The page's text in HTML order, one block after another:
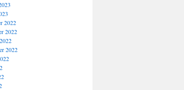
2022
2022
2022